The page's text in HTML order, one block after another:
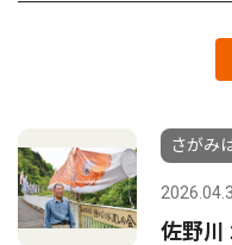
さがみ
佐野川